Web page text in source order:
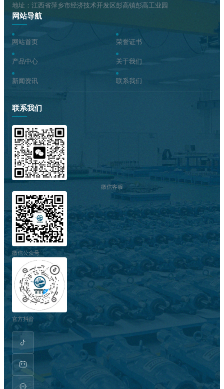
地址：江西省萍乡市经济技术开发区彭高镇彭高工业园
网站导航
网站首页
产品中心
新闻资讯
荣誉证书
关于我们
联系我们
联系我们
微信客服
微信公众号
官方抖音